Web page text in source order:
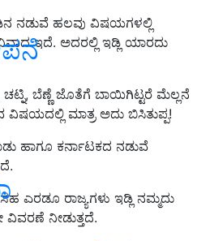
ನಡುವೆ ಹಲವು ವಿಷಯಗಳಲ್ಲಿ
ಇದೆ. ಅದರಲ್ಲಿ ಇಡ್ಲಿ ಯಾರದು
ಬೆಣ್ಣೆ ಜೊತೆಗೆ ಬಾಯಿಗಿಟ್ಟರೆ ಮೆಲ್ಲನೆ
ವಿಷಯದಲ್ಲಿ ಮಾತ್ರ ಅದು ಬಿಸಿತುಪ್ಪ!
ಹಾಗೂ ಕರ್ನಾಟಕದ ನಡುವೆ
ಎರಡೂ ರಾಜ್ಯಗಳು ಇಡ್ಲಿ ನಮ್ಮದು
ವಿವರಣೆ ನೀಡುತ್ತದೆ.